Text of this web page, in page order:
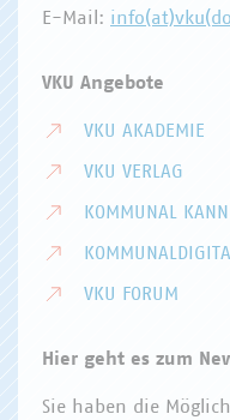
E-Mail:
VKU Angebote
VKU AKADEMIE
VKU VERLAG
KOMMUNAL KANN
KOMMUNALDIGITAL
VKU FORUM
Hier geht es zum
Sie haben die